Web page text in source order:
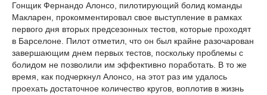
Гонщик Фернандо Алонсо, пилотирующий болид команды
Макларен, прокомментировал свое выступление в рамках
первого дня вторых предсезонных тестов, которые проходят
в Барселоне. Пилот отметил, что он был крайне разочарован
завершающим днем первых тестов, поскольку проблемы с
болидом не позволили им эффективно поработать. В то же
время, как подчеркнул Алонсо, на этот раз им удалось
проехать достаточное количество кругов, воплотив в жизнь